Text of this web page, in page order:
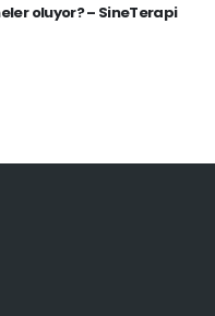
oluyor? – SineTerapi